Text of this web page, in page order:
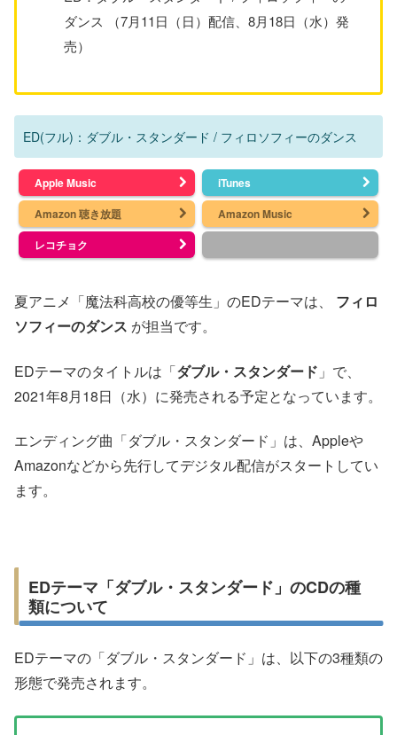
ダンス （7月11日（日）配信、8月18日（水）発
売）
ED(フル)：ダブル・スタンダード / フィロソフィーのダンス
Apple Music
iTunes
Amazon 聴き放題
Amazon Music
レコチョク
夏アニメ「魔法科高校の優等生」のEDテーマは、 フィロ
ソフィーのダンス が担当です。
EDテーマのタイトルは「ダブル・スタンダード 」で、
2021年8月18日（水）に発売される予定となっています。
エンディング曲「ダブル・スタンダード」は、Appleや
Amazonなどから先行してデジタル配信がスタートしてい
ます。
EDテーマ「ダブル・スタンダード」のCDの種
類について
EDテーマの「ダブル・スタンダード」は、以下の3種類の
形態で発売されます。